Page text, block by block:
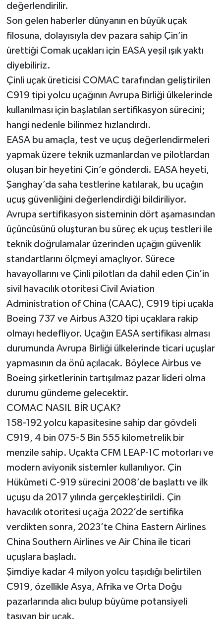
değerlendirilir.
Son gelen haberler dünyanın en büyük uçak
filosuna, dolayısıyla dev pazara sahip Çin’in
ürettiği Comak uçakları için EASA yeşil ışık yaktı
diyebiliriz.
Çinli uçak üreticisi COMAC tarafından geliştirilen
C919 tipi yolcu uçağının Avrupa Birliği ülkelerinde
kullanılması için başlatılan sertifikasyon sürecini;
hangi nedenle bilinmez hızlandırdı.
EASA bu amaçla, test ve uçuş değerlendirmeleri
yapmak üzere teknik uzmanlardan ve pilotlardan
oluşan bir heyetini Çin’e gönderdi. EASA heyeti,
Şanghay’da saha testlerine katılarak, bu uçağın
uçuş güvenliğini değerlendirdiği bildiriliyor.
Avrupa sertifikasyon sisteminin dört aşamasından
üçüncüsünü oluşturan bu süreç ek uçuş testleri ile
teknik doğrulamalar üzerinden uçağın güvenlik
standartlarını ölçmeyi amaçlıyor. Sürece
havayollarını ve Çinli pilotları da dahil eden Çin’in
sivil havacılık otoritesi Civil Aviation
Administration of China (CAAC), C919 tipi uçakla
Boeing 737 ve Airbus A320 tipi uçaklara rakip
olmayı hedefliyor. Uçağın EASA sertifikası alması
durumunda Avrupa Birliği ülkelerinde ticari uçuşlar
yapmasının da önü açılacak. Böylece Airbus ve
Boeing şirketlerinin tartışılmaz pazar lideri olma
durumu gündeme gelecektir.
COMAC NASIL BİR UÇAK?
158-192 yolcu kapasitesine sahip dar gövdeli
C919, 4 bin 075-5 Bin 555 kilometrelik bir
menzile sahip. Uçakta CFM LEAP-1C motorları ve
modern aviyonik sistemler kullanılıyor. Çin
Hükümeti C-919 sürecini 2008’de başlattı ve ilk
uçuşu da 2017 yılında gerçekleştirildi. Çin
havacılık otoritesi uçağa 2022’de sertifika
verdikten sonra, 2023’te China Eastern Airlines
China Southern Airlines ve Air China ile ticari
uçuşlara başladı.
Şimdiye kadar 4 milyon yolcu taşıdığı belirtilen
C919, özellikle Asya, Afrika ve Orta Doğu
pazarlarında alıcı bulup büyüme potansiyeli
taşıyan bir uçak.